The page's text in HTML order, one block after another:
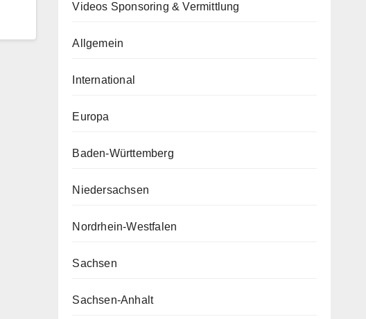
Videos Sponsoring & Vermittlung
Allgemein
International
Europa
Baden-Württemberg
Niedersachsen
Nordrhein-Westfalen
Sachsen
Sachsen-Anhalt